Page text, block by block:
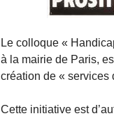
Le colloque «
à la mairie de Paris,
création de « services
Cette initiative est